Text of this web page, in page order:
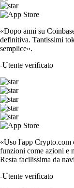
«Dopo anni su
definitiva. Tantissimi
semplice».
-Utente verificato
«Uso l'app Crypto.com
funzioni come azioni e
Resta facilissima da
-Utente verificato